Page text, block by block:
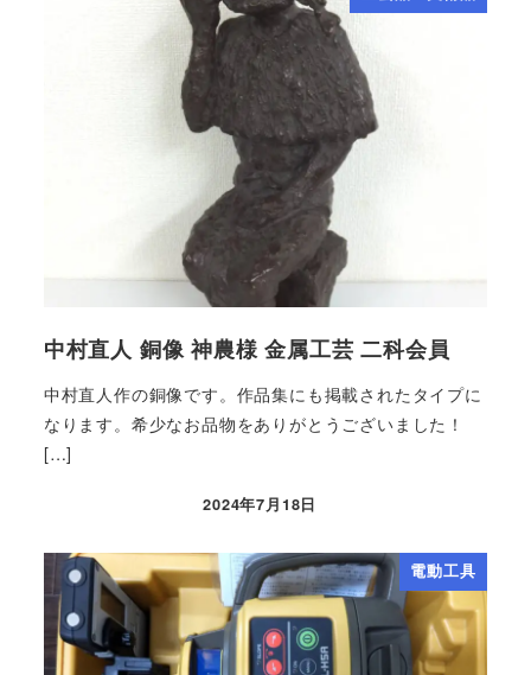
中村直人 銅像 神農様 金属工芸 二科会員
中村直人作の銅像です。作品集にも掲載されたタイプに
なります。希少なお品物をありがとうございました！
[…]
2024年7月18日
電動工具